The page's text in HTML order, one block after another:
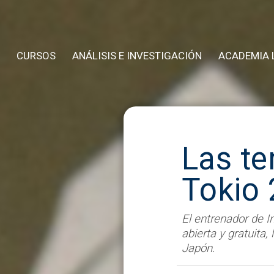
CURSOS ANÁLISIS E INVESTIGACIÓN ACADEMIA
Las
Tokio
El entrenador de
abierta y gratuita,
Japón.